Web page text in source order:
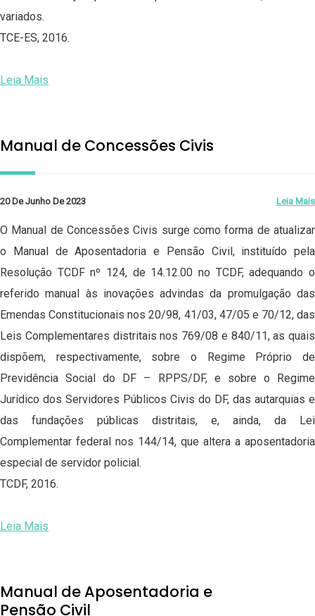
variados.
TCE-ES, 2016.
Leia Mais
Manual de Concessões Civis
20 De Junho De 2023 Leia Mais
O Manual de Concessões Civis surge como forma de atualizar
o Manual de Aposentadoria e Pensão Civil, instituído pela
Resolução TCDF nº 124, de 14.12.00 no TCDF, adequando o
referido manual às inovações advindas da promulgação das
Emendas Constitucionais nos 20/98, 41/03, 47/05 e 70/12, das
Leis Complementares distritais nos 769/08 e 840/11, as quais
dispõem, respectivamente, sobre o Regime Próprio de
Previdência Social do DF – RPPS/DF, e sobre o Regime
Jurídico dos Servidores Públicos Civis do DF, das autarquias e
das fundações públicas distritais, e, ainda, da Lei
Complementar federal nos 144/14, que altera a aposentadoria
especial de servidor policial.
TCDF, 2016.
Leia Mais
Manual de Aposentadoria e
Pensão Civil